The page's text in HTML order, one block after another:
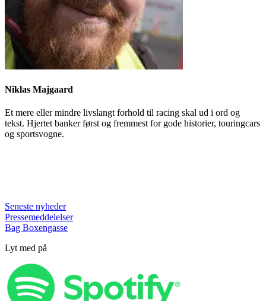
Niklas Majgaard
Et mere eller mindre livslangt forhold til racing skal ud i ord og
tekst. Hjertet banker først og fremmest for gode historier, touringcars
og sportsvogne.
Seneste nyheder
Pressemeddelelser
Bag Boxengasse
Lyt med på